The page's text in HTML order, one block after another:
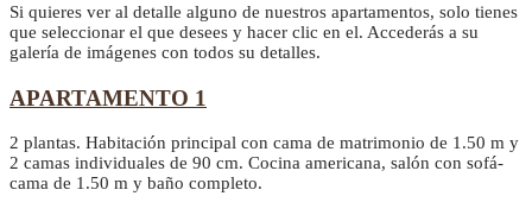
Si quieres ver al detalle alguno de nuestros apartamentos, solo tienes
que seleccionar el que desees y hacer clic en el. Accederás a su
galería de imágenes con todos su detalles.
APARTAMENTO 1
2 plantas. Habitación principal con cama de matrimonio de 1.50 m y
2 camas individuales de 90 cm. Cocina americana, salón con sofá-
cama de 1.50 m y baño completo.